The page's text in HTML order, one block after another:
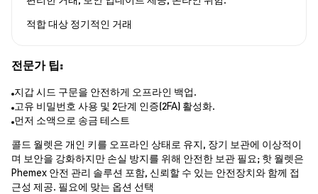
적합 대상 정기적인 거래
전문가 팁:
지갑 시드 구문을 안전하게 오프라인 백업.
고유 비밀번호 사용 및 2단계 인증(2FA) 활성화.
먼저 소액으로 송금 테스트
콜드 월렛은 개인 키를 오프라인 상태로 유지, 장기 보관에 이상적이
며 보안을 강화하지만 손실 방지를 위해 안전한 보관 필요; 핫 월렛은
Phemex 안전 관리 솔루션 포함, 신뢰할 수 있는 안전장치와 함께 접
근성 제공. 필요에 맞는 옵션 선택